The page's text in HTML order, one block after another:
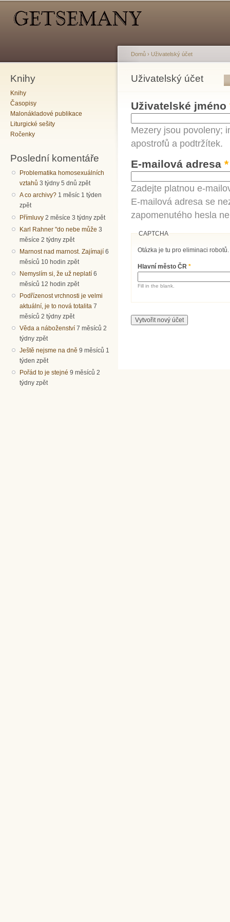
Knihy
Knihy
Časopisy
Malonákladové publikace
Liturgické sešity
Ročenky
Poslední komentáře
Problematika homosexuálních
vztahů 3 týdny 5 dnů zpět
A co archivy? 1 měsíc 1 týden
zpět
Přímluvy 2 měsíce 3 týdny zpět
Karl Rahner "do nebe může 3
měsíce 2 týdny zpět
Marnost nad marnost. Zajímají 6
měsíců 10 hodin zpět
Nemyslím si, že už neplatí 6
měsíců 12 hodin zpět
Podřízenost vrchnosti je velmi
aktuální, je to nová totalita 7
měsíců 2 týdny zpět
Věda a náboženství 7 měsíců 2
týdny zpět
Ještě nejsme na dně 9 měsíců 1
týden zpět
Pořád to je stejné 9 měsíců 2
týdny zpět
Jste zde
Domů › Uživatelský účet
Uživatelský účet
Hlavní záložky
Uživatelské jméno
Mezery jsou povoleny;
apostrofů a podtržítek.
E-mailová adresa *
Zadejte platnou e-
E-mailová adresa se
zapomenutého hesla
CAPTCHA
Otázka je tu pro eliminaci robotů.
Hlavní město ČR*
Fill in the blank.